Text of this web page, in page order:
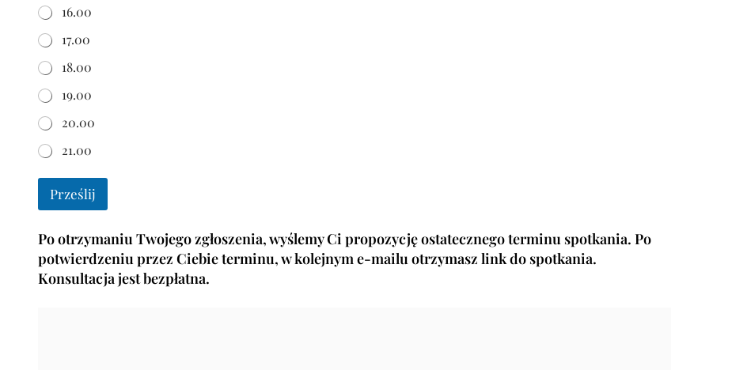
n
ą
16.00
17.00
18.00
19.00
20.00
21.00
Prześlij
Po otrzymaniu Twojego zgłoszenia, wyślemy Ci propozycję ostatecznego terminu spotkania. Po
potwierdzeniu przez Ciebie terminu, w kolejnym e-mailu otrzymasz link do spotkania.
Konsultacja jest bezpłatna.